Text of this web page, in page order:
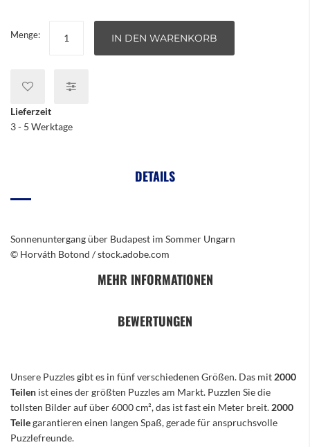
Menge: IN DEN WARENKORB
Lieferzeit
3 - 5 Werktage
DETAILS
Sonnenuntergang über Budapest im Sommer Ungarn
© Horváth Botond / stock.adobe.com
MEHR INFORMATIONEN
BEWERTUNGEN
Unsere Puzzles gibt es in fünf verschiedenen Größen. Das mit 2000
Teilen ist eines der größten Puzzles am Markt. Puzzlen Sie die
tollsten Bilder auf über 6000 cm², das ist fast ein Meter breit. 2000
Teilegarantieren einen langen Spaß, gerade für anspruchsvolle
Puzzlefreunde.